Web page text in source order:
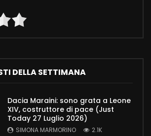
DELLA SETTIMANA
Dacia Maraini: sono grata a Leone
XIV, costruttore di pace (Just
Today 27 Luglio 2026)
SIMONA MARMORINO 2.1K